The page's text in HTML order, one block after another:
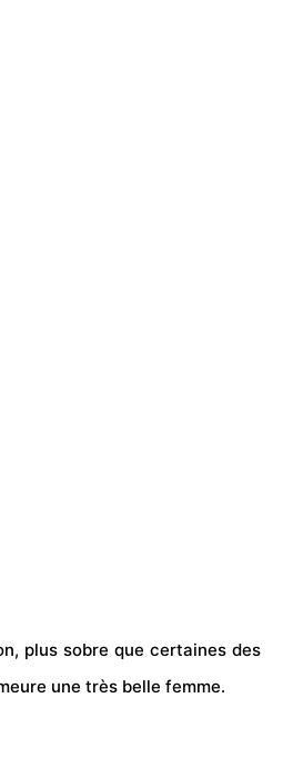
plus sobre que certaines des
une très belle femme.